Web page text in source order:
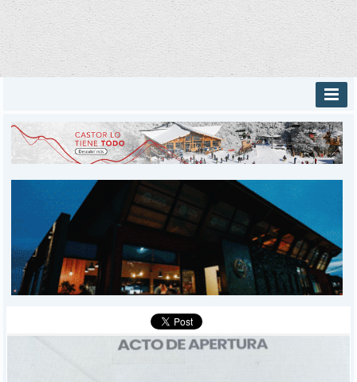
INICIO
PROVINCIALES
DEPORTES
POLICIALES
I-DIARIO
BÚSQUEDA